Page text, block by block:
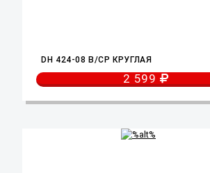
DH 424-08 B/CP КРУГЛАЯ
2 599